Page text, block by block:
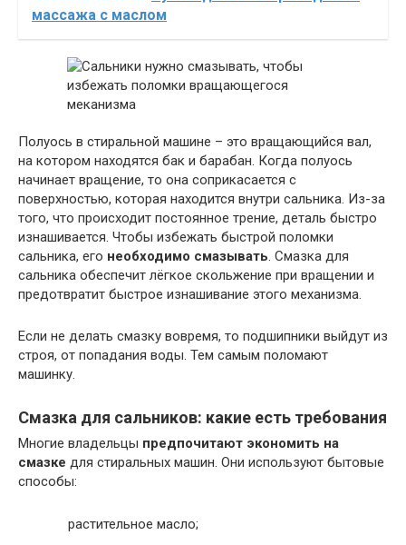
массажа с маслом
Полуось в стиральной машине – это вращающийся вал,
на котором находятся бак и барабан. Когда полуось
начинает вращение, то она соприкасается с
поверхностью, которая находится внутри сальника. Из-за
того, что происходит постоянное трение, деталь быстро
изнашивается. Чтобы избежать быстрой поломки
сальника, его необходимо смазывать. Смазка для
сальника обеспечит лёгкое скольжение при вращении и
предотвратит быстрое изнашивание этого механизма.
Если не делать смазку вовремя, то подшипники выйдут из
строя, от попадания воды. Тем самым поломают
машинку.
Смазка для сальников: какие есть требования
Многие владельцы предпочитают экономить на
смазке для стиральных машин. Они используют бытовые
способы:
растительное масло;